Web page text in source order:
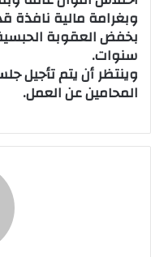
بخفض العقوبة
سنوات.
وينتظر أن يتم تأجيل
المحامين عن العمل.